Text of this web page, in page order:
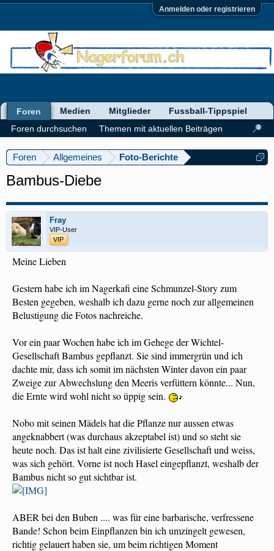
Anmelden oder registrieren
Foren Allgemeines Foto-Berichte
Bambus-Diebe
Fray
VIP-User
VIP
Meine Lieben
Gestern habe ich im Nagerkafi eine Schmunzel-Story zum
Besten gegeben, weshalb ich dazu gerne noch zur allgemeinen
Belustigung die Fotos nachreiche.
Vor ein paar Wochen habe ich im Gehege der Wichtel-
Gesellschaft Bambus gepflanzt. Sie sind immergrün und ich
dachte mir, dass ich somit im nächsten Winter davon ein paar
Zweige zur Abwechslung den Meeris verfüttern könnte... Nun,
die Ernte wird wohl nicht so üppig sein.
Nobo mit seinen Mädels hat die Pflanze nur aussen etwas
angeknabbert (was durchaus akzeptabel ist) und so steht sie
heute noch. Das ist halt eine zivilisierte Gesellschaft und weiss,
was sich gehört. Vorne ist noch Hasel eingepflanzt, weshalb der
Bambus nicht so gut sichtbar ist.
ABER bei den Buben .... was für eine barbarische, verfressene
Bande! Schon beim Einpflanzen bin ich umzingelt gewesen,
richtig gelauert haben sie, um beim richtigen Moment
Foren
Foren durchsuchen
Themen mit aktuellen Beiträgen
Medien Mitglieder Fussball-Tippspiel